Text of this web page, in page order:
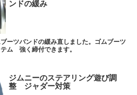
ンドの緩み
ーツバンドの緩み直しました。ゴムブーツ
ム 強く締付できます。
ジムニーのステアリング遊び調
整 ジャダー対策